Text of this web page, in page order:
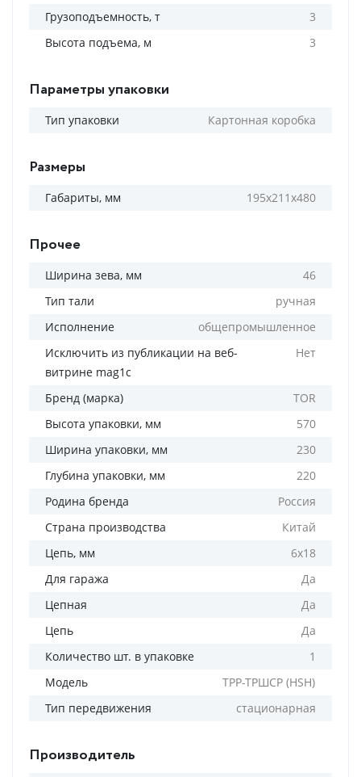
Грузоподъемность, т
3
Высота подъема, м
3
Параметры упаковки
Тип упаковки Картонная коробка
Размеры
Габариты, мм 195х211х480
Прочее
Ширина зева, мм
46
Тип тали
ручная
Исполнение
общепромышленное
Исключить из публикации на веб-
витрине mag1c
Нет
Бренд (марка)
TOR
Высота упаковки, мм
570
Ширина упаковки, мм
230
Глубина упаковки, мм
220
Родина бренда
Россия
Страна производства
Китай
Цепь, мм
6х18
Для гаража
Да
Цепная
Да
Цепь
Да
Количество шт. в упаковке
1
Модель
ТРР-ТРШСР (HSH)
Тип передвижения
стационарная
Производитель